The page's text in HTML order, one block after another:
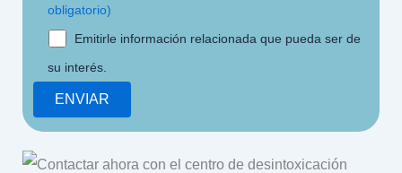
obligatorio)
Emitirle información relacionada que pueda ser de
su interés.